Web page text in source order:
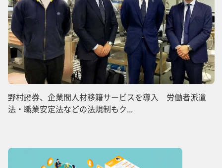
野村證券、企業間人材移籍サービスを導入 労働者派遣
法・職業安定法などの法規制もク...